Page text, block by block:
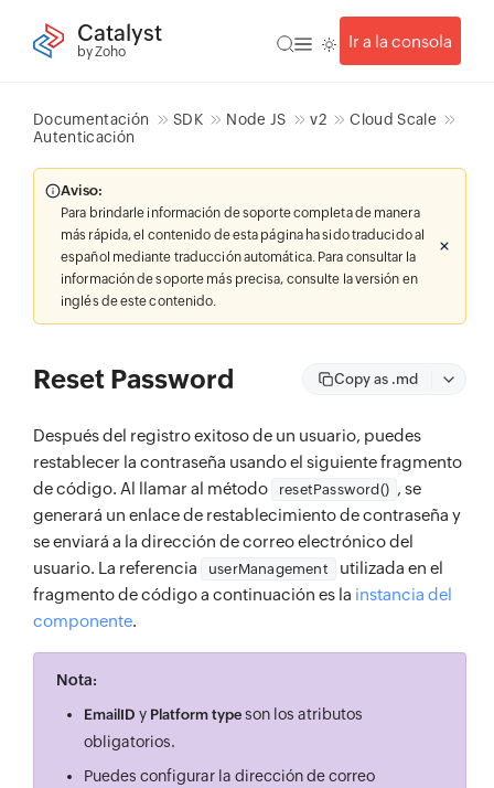
Catalyst
by Zoho
Ir a la consola
Documentación SDK Node JS v2
Cloud Scale
Autenticación
Aviso:
Para brindarle información de soporte completa de manera
más rápida, el contenido de esta página ha sido traducido al
español mediante traducción automática. Para consultar la
información de soporte más precisa, consulte la versión en
inglés de este contenido.
Reset Password Copy as .md
Después del registro exitoso de un usuario, puedes
restablecer la contraseña usando el siguiente fragmento
de código. Al llamar al método
resetPassword() , se
generará un enlace de restablecimiento de contraseña y
se enviará a la dirección de correo electrónico del
usuario. La referencia
userManagement
utilizada en el
fragmento de código a continuación es la instancia del
componente.
Nota:
EmailID y Platform type son los atributos
obligatorios.
Puedes configurar la dirección de correo